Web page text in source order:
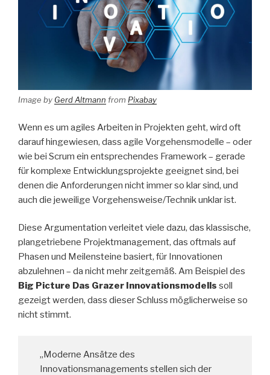
Image by Gerd Altmann from Pixabay
Wenn es um agiles Arbeiten in Projekten geht, wird oft
darauf hingewiesen, dass agile Vorgehensmodelle – oder
wie bei Scrum ein entsprechendes Framework – gerade
für komplexe Entwicklungsprojekte geeignet sind, bei
denen die Anforderungen nicht immer so klar sind, und
auch die jeweilige Vorgehensweise/Technik unklar ist.
Diese Argumentation verleitet viele dazu, das klassische,
plangetriebene Projektmanagement, das oftmals auf
Phasen und Meilensteine basiert, für Innovationen
abzulehnen – da nicht mehr zeitgemäß. Am Beispiel des
Big Picture Das Grazer Innovationsmodells soll
gezeigt werden, dass dieser Schluss möglicherweise so
nicht stimmt.
„Moderne Ansätze des
Innovationsmanagements stellen sich der